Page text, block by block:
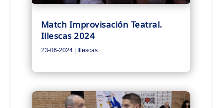
Match Improvisación Teatral.
Illescas 2024
23-06-2024| Illescas